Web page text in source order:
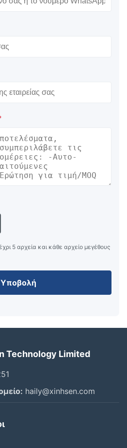
5 αρχεία και κάθε αρχείο μεγέθους
Υποβολή
Technology Limited
haily@xinhsen.com